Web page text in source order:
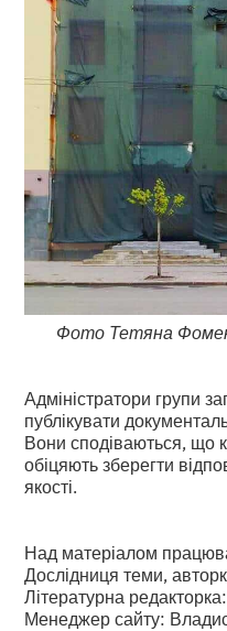
Фото Тетяна
Адміністратори групи
публікувати
Вони сподіваються, що
обіцяють зберегти
якості.
Над матеріалом
Дослідниця теми,
Літературна
Менеджер сайту: